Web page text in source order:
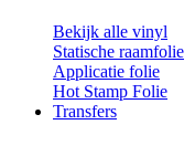
Bekijk alle vinyl
Statische raamfolie
Applicatie folie
Hot Stamp Folie
Transfers